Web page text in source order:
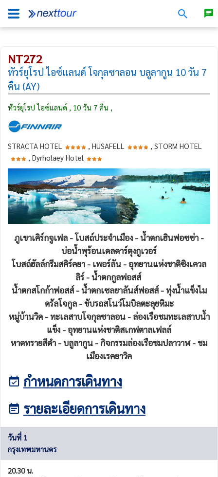
NT272
ทัวร์ยุโรป ไอซ์แลนด์ โจกุลซาลอน บลูลากูน 10 วัน 7
คืน (AY)
ทัวร์ยุโรป ไอซ์แลนด์ , 10 วัน 7 คืน ,
STRACTA HOTEL , HUSAFELL
, STORM HOTEL
, Dyrholaey Hotel
ภูเขาเคิร์กจูเฟล - โบสถ์ประจำเมือง - น้ำตกเฮินฟอซซ่า -
บ่อน้ำพุร้อนเดลดาร์ตุงกูเวอร์
โบสถ์ฮัลล์กรีมสคิร์คยา - เพอร์ลัน - อุทยานแห่งชาติซิงเควล
ลิร์ - น้ำตกกูลฟอสส์
น้ำตกสโกก้าฟอสส์ - น้ำตกเซลยาลันส์ฟอสส์ - ทุ่งน้ำแข็งไม
ดรัลโจกูล - ขับรถสโนว์โมบิลตะลุยหิมะ
หมู่บ้านวิค - ทะเลสาบโจกุลซาลอน - ล่องเรือชมทะเลสาบน้ำ
แข็ง - อุทยานแห่งชาติสเกฟตาลเฟลล์
หาดทรายสีดำ - บลูลากูน - กิจกรรมล่องเรือชมปลาวาฬ - ชม
เมืองเรคยาวิค
กำหนดการเดินทาง
รายละเอียดการเดินทาง
วันที่ 1
กรุงเทพมหานคร
20.30 น.